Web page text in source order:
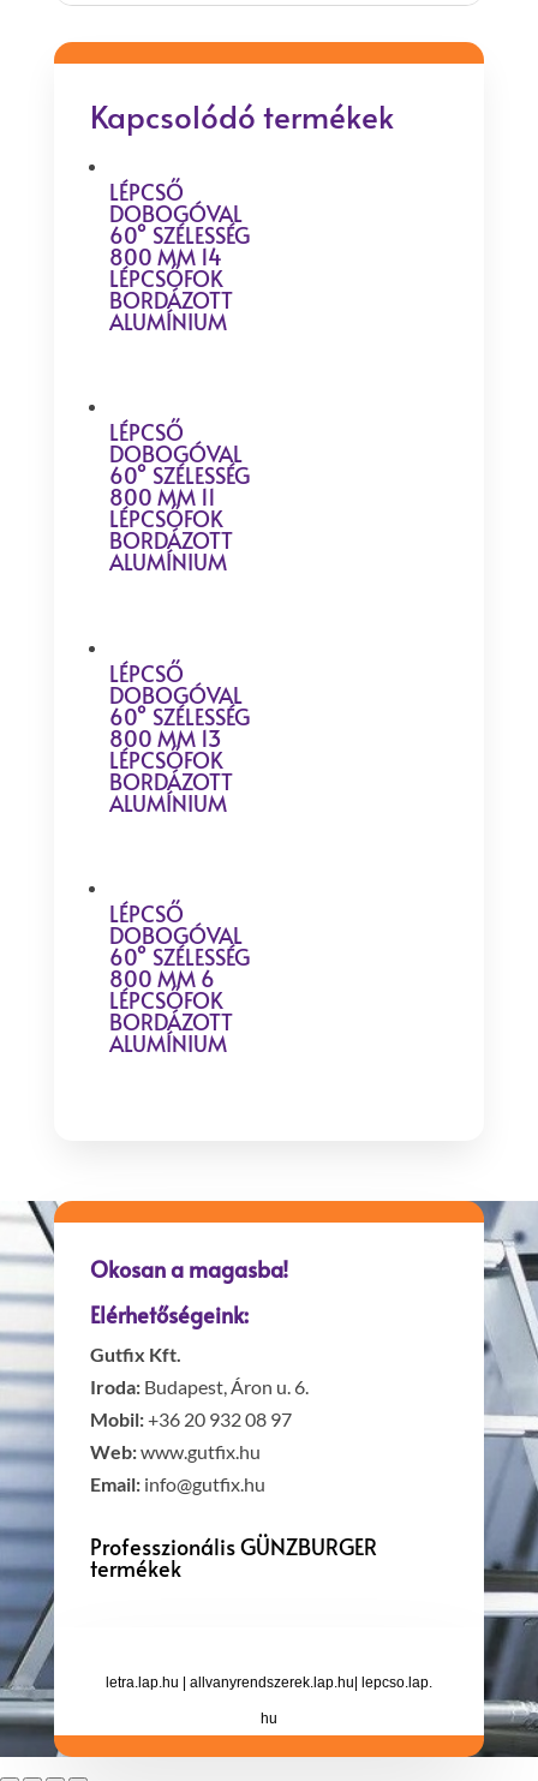
Kapcsolódó termékek
LÉPCSŐ
DOBOGÓVAL
60° SZÉLESSÉG
800 MM 14
LÉPCSŐFOK
BORDÁZOTT
ALUMÍNIUM
LÉPCSŐ
DOBOGÓVAL
60° SZÉLESSÉG
800 MM 11
LÉPCSŐFOK
BORDÁZOTT
ALUMÍNIUM
LÉPCSŐ
DOBOGÓVAL
60° SZÉLESSÉG
800 MM 13
LÉPCSŐFOK
BORDÁZOTT
ALUMÍNIUM
LÉPCSŐ
DOBOGÓVAL
60° SZÉLESSÉG
800 MM 6
LÉPCSŐFOK
BORDÁZOTT
ALUMÍNIUM
Okosan a magasba!
Elérhetőségeink:
Gutfix Kft.
Iroda:Budapest, Áron u. 6.
Mobil:+36 20 932 08 97
Web:www.gutfix.hu
Email: info@gutfix.hu
Professzionális GÜNZBURGER
termékek
letra.lap.hu | allvanyrendszerek.lap.hu| lepcso.lap.
hu